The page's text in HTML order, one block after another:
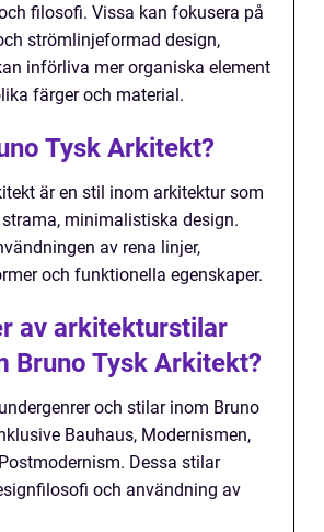
filosofi. Vissa kan fokusera på
strömlinjeformad design,
införliva mer organiska element
färger och material.
Tysk Arkitekt?
är en stil inom arkitektur som
minimalistiska design.
av rena linjer,
och funktionella egenskaper.
av arkitekturstilar
Bruno Tysk Arkitekt?
och stilar inom Bruno
Bauhaus, Modernismen,
Dessa stilar
och användning av